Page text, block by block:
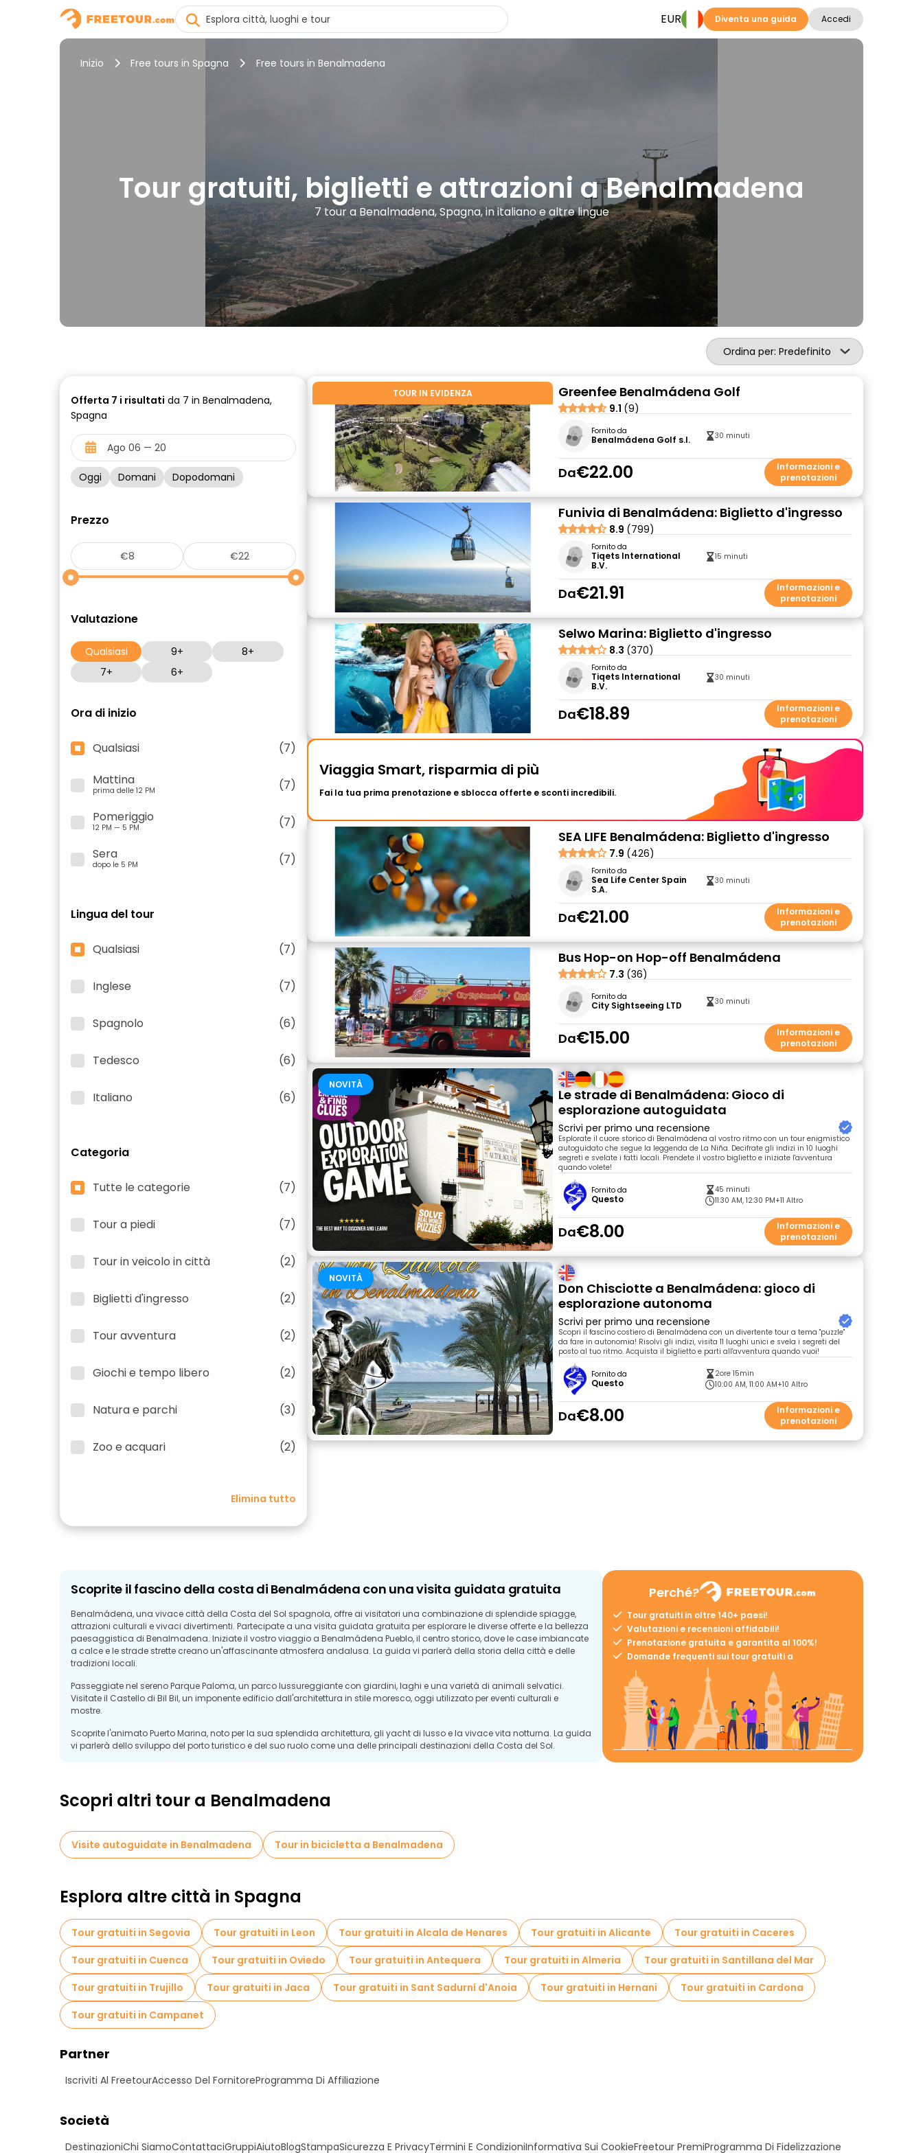
EUR Diventa una guida Accedi
Inizio Free tours in Spagna Free tours in Benalmadena
Tour gratuiti, biglietti e attrazioni a Benalmadena
7 tour a Benalmadena, Spagna, in italiano e altre lingue
Ordina per: Predefinito
Offerta 7 i risultati da 7 in Benalmadena,
Spagna
Oggi Domani Dopodomani
Prezzo
Valutazione
Qualsiasi 9+
8+
7+
6+
Ora di inizio
Qualsiasi
(7)
Mattina
prima delle 12 PM
(7)
Pomeriggio
12 PM — 5 PM
(7)
Sera
dopo le 5 PM (7)
Lingua del tour
Qualsiasi (7)
Inglese (7)
Spagnolo (6)
Tedesco (6)
Italiano (6)
Categoria
Tutte le categorie (7)
Tour a piedi (7)
Tour in veicolo in città (2)
Biglietti d'ingresso (2)
Tour avventura (2)
Giochi e tempo libero (2)
Natura e parchi (3)
Zoo e acquari (2)
Elimina tutto
TOUR IN EVIDENZA Greenfee Benalmádena Golf
9.1 (9)
Fornito da
Benalmádena Golf s.l. 30 minuti
Da€22.00
Informazioni e
prenotazioni
Funivia di Benalmádena: Biglietto d'ingresso
8.9 (799)
Fornito da
Tiqets International
B.V.
15 minuti
Da€21.91
Informazioni e
prenotazioni
Selwo Marina: Biglietto d'ingresso
8.3 (370)
Fornito da
Tiqets International
B.V.
30 minuti
Da€18.89
Informazioni e
prenotazioni
Viaggia Smart, risparmia di più
Fai la tua prima prenotazione e sblocca offerte e sconti incredibili.
SEA LIFE Benalmádena: Biglietto d'ingresso
7.9 (426)
Fornito da
Sea Life Center Spain
S.A.
30 minuti
Da€21.00
Informazioni e
prenotazioni
Bus Hop-on Hop-off Benalmádena
7.3 (36)
Fornito da
City Sightseeing LTD 30 minuti
Da€15.00
Informazioni e
prenotazioni
NOVITÀ
Le strade di Benalmádena: Gioco di
esplorazione autoguidata
Scrivi per primo una recensione
Esplorate il cuore storico di Benalmádena al vostro ritmo con un tour enigmistico
autoguidato che segue la leggenda de La Niña. Decifrate gli indizi in 10 luoghi
segreti e svelate i fatti locali. Prendete il vostro biglietto e iniziate l'avventura
quando volete!
Fornito da
Questo
45 minuti
11:30 AM, 12:30 PM+11 Altro
Da€8.00
Informazioni e
prenotazioni
NOVITÀ
Don Chisciotte a Benalmádena: gioco di
esplorazione autonoma
Scrivi per primo una recensione
Scopri il fascino costiero di Benalmádena con un divertente tour a tema "puzzle"
da fare in autonomia! Risolvi gli indizi, visita 11 luoghi unici e svela i segreti del
posto al tuo ritmo. Acquista il biglietto e parti all'avventura quando vuoi!
Fornito da
Questo
2ore 15min
10:00 AM, 11:00 AM+10 Altro
Da€8.00
Informazioni e
prenotazioni
Scoprite il fascino della costa di Benalmádena con una visita guidata gratuita
Benalmádena, una vivace città della Costa del Sol spagnola, offre ai visitatori una combinazione di splendide spiagge,
attrazioni culturali e vivaci divertimenti. Partecipate a una visita guidata gratuita per esplorare le diverse offerte e la bellezza
paesaggistica di Benalmadena. Iniziate il vostro viaggio a Benalmádena Pueblo, il centro storico, dove le case imbiancate
a calce e le strade strette creano un'affascinante atmosfera andalusa. La guida vi parlerà della storia della città e delle
tradizioni locali.
Passeggiate nel sereno Parque Paloma, un parco lussureggiante con giardini, laghi e una varietà di animali selvatici.
Visitate il Castello di Bil Bil, un imponente edificio dall'architettura in stile moresco, oggi utilizzato per eventi culturali e
mostre.
Scoprite l'animato Puerto Marina, noto per la sua splendida architettura, gli yacht di lusso e la vivace vita notturna. La guida
vi parlerà dello sviluppo del porto turistico e del suo ruolo come una delle principali destinazioni della Costa del Sol.
dinamica città.
Perché?
Tour gratuiti in oltre 140+ paesi!
Valutazioni e recensioni affidabili!
Prenotazione gratuita e garantita al 100%!
Domande frequenti sui tour gratuiti a
Scopri altri tour a Benalmadena
Visite autoguidate in Benalmadena Tour in bicicletta a Benalmadena
Esplora altre città in Spagna
Tour gratuiti in Segovia Tour gratuiti in Leon Tour gratuiti in Alcala de Henares Tour gratuiti in Alicante
Tour gratuiti in Caceres
Tour gratuiti in Cuenca
Tour gratuiti in Oviedo Tour gratuiti in Antequera Tour gratuiti in Almeria
Tour gratuiti in Santillana del Mar
Tour gratuiti in Trujillo
Tour gratuiti in Jaca Tour gratuiti in Sant Sadurní d'Anoia Tour gratuiti in Hernani
Tour gratuiti in Cardona
Tour gratuiti in Campanet
Partner
Iscriviti Al FreetourAccesso Del FornitoreProgramma Di Affiliazione
Società
DestinazioniChi SiamoContattaciGruppiAiutoBlogStampaSicurezza E PrivacyTermini E CondizioniInformativa Sui CookieFreetour PremiProgramma Di Fidelizzazione